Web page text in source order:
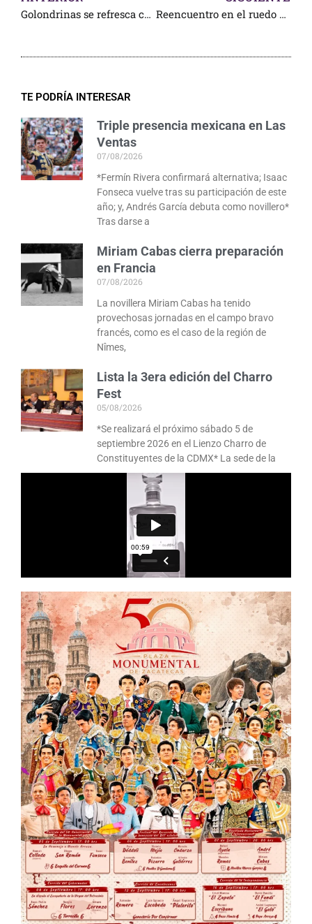
Golondrinas se refresca con vacas españolas Reencuentro en el ruedo de Campo Bravo
TE PODRÍA INTERESAR
Triple presencia mexicana en Las
Ventas
07/08/2026
*Fermín Rivera confirmará alternativa; Isaac
Fonseca vuelve tras su participación de este
año; y, Andrés García debuta como novillero*
Tras darse a
Miriam Cabas cierra preparación
en Francia
07/08/2026
La novillera Miriam Cabas ha tenido
provechosas jornadas en el campo bravo
francés, como es el caso de la región de
Nîmes,
Lista la 3era edición del Charro
Fest
05/08/2026
*Se realizará el próximo sábado 5 de
septiembre 2026 en el Lienzo Charro de
Constituyentes de la CDMX* La sede de la